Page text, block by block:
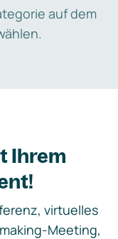
auf dem
Ihrem
virtuelles
Meeting,